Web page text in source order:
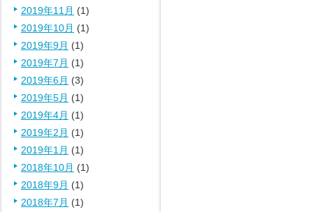
2019年11月 (1)
2019年10月 (1)
2019年9月 (1)
2019年7月 (1)
2019年6月 (3)
2019年5月 (1)
2019年4月 (1)
2019年2月 (1)
2019年1月 (1)
2018年10月 (1)
2018年9月 (1)
2018年7月 (1)